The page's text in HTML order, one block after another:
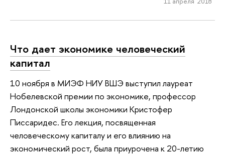
Что дает экономике человеческий
капитал
10 ноября в МИЭФ НИУ ВШЭ выступил лауреат
Нобелевской премии по экономике, профессор
Лондонской школы экономики Кристофер
Писсаридес. Его лекция, посвященная
человеческому капиталу и его влиянию на
экономический рост, была приурочена к 20-летию